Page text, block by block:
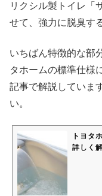
リクシル製トイレ「
せて、強力に脱臭す
いちばん特徴的な部
タホームの標準仕様
記事で解説していま
い。
トヨタ
詳しく